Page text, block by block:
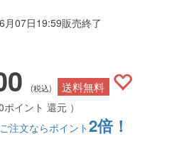
月07日19:59販売終了
(税込) 送料無料
ポイント 還元 ）
注文ならポイント2倍！